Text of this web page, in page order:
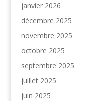
janvier 2026
décembre 2025
novembre 2025
octobre 2025
septembre 2025
juillet 2025
juin 2025